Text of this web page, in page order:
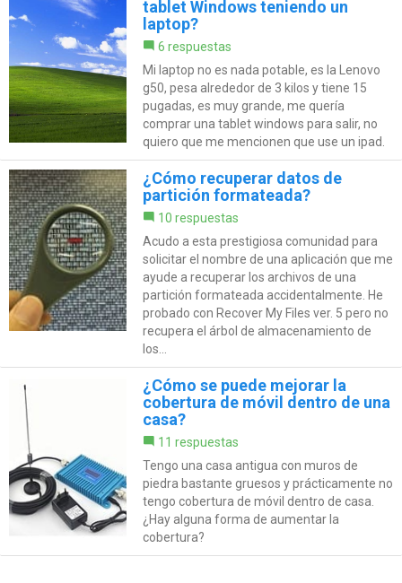
tablet Windows teniendo un
laptop?
6 respuestas
Mi laptop no es nada potable, es la Lenovo
g50, pesa alrededor de 3 kilos y tiene 15
pugadas, es muy grande, me quería
comprar una tablet windows para salir, no
quiero que me mencionen que use un ipad.
¿Cómo recuperar datos de
partición formateada?
10 respuestas
Acudo a esta prestigiosa comunidad para
solicitar el nombre de una aplicación que me
ayude a recuperar los archivos de una
partición formateada accidentalmente. He
probado con Recover My Files ver. 5 pero no
recupera el árbol de almacenamiento de
los...
¿Cómo se puede mejorar la
cobertura de móvil dentro de una
casa?
11 respuestas
Tengo una casa antigua con muros de
piedra bastante gruesos y prácticamente no
tengo cobertura de móvil dentro de casa.
¿Hay alguna forma de aumentar la
cobertura?